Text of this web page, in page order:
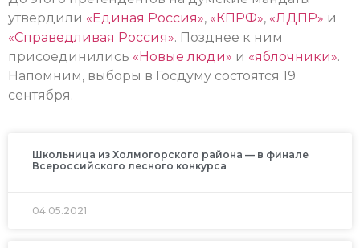
утвердили «Единая Россия», «КПРФ», «ЛДПР» и
«Справедливая Россия». Позднее к ним
присоединились «Новые люди» и «яблочники».
Напомним, выборы в Госдуму состоятся 19
сентября.
Школьница из Холмогорского района — в финале
Всероссийского лесного конкурса
04.05.2021